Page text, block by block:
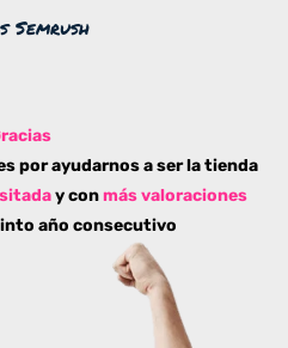
Semrush
por ayudarnos a ser la tienda
y conmás valoraciones
año consecutivo